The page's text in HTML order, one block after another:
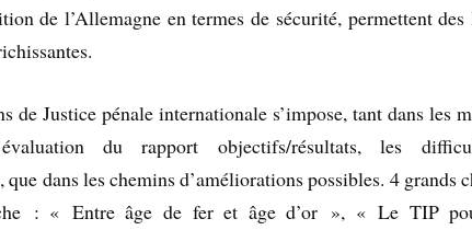
de l’Allemagne en termes de sécurité, permettent des
de Justice pénale internationale s’impose, tant dans les
du rapport objectifs/résultats, les
que dans les chemins d’améliorations possibles. 4 grands
: « Entre âge de fer et âge d’or », « Le TIP